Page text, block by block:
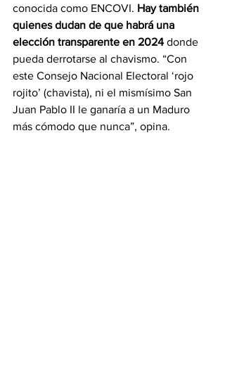
conocida como ENCOVI. Hay también
quienes dudan de que habrá una
elección transparente en 2024 donde
pueda derrotarse al chavismo. “Con
este Consejo Nacional Electoral ‘rojo
rojito’ (chavista), ni el mismísimo San
Juan Pablo II le ganaría a un Maduro
más cómodo que nunca”, opina.